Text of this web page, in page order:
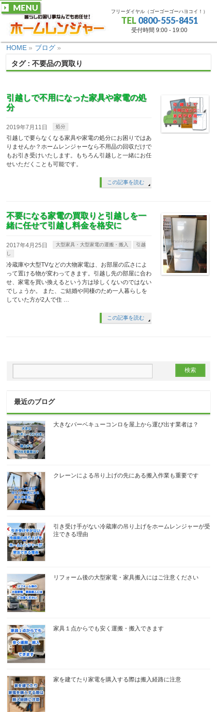
フリーダイヤル（ゴーゴーゴーハヨコイ！）
TEL 0800-555-8451
受付時間 9:00 - 19:00
MENU
HOME » ブログ »
タグ : 不要品の買取り
引越しで不用になった家具や家電の処
分
2019年7月11日 処分
引越しで要らなくなる家具や家電の処分にお困りではあ
りませんか？ホームレンジャーなら不用品の回収だけで
もお引き受けいたします。もちろん引越しと一緒にお任
せいただくことも可能です。
この記事を読む
不要になる家電の買取りと引越しを一
緒に任せて引越し料金を格安に
2017年4月25日 大型家具・大型家電の運搬・搬入
引越
し
冷蔵庫や大型TVなどの大物家電は、お部屋の広さによ
って置ける物が変わってきます。引越し先の部屋に合わ
せ、家電を買い換えるという方は珍しくないのではない
でしょうか。 また、ご結婚や同棲のため一人暮らしを
していた方が2人で住 …
この記事を読む
最近のブログ
大きなバーベキューコンロを屋上から運び出す業者は？
クレーンによる吊り上げの先にある搬入作業も重要です
引き受け手がない冷蔵庫の吊り上げをホームレンジャーが受
注できる理由
リフォーム後の大型家電・家具搬入にはご注意ください
家具１点からでも安く運搬・搬入できます
家を建てたり家電を購入する際は搬入経路に注意